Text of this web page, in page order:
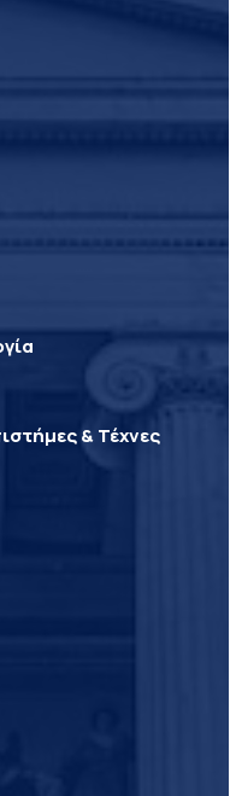
& Τέχνες